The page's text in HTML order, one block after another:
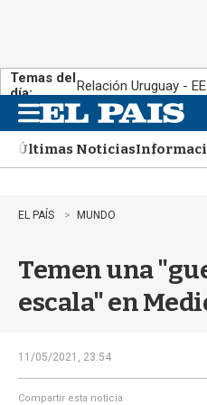
Temas del
día:
Relación Uruguay -
n
uÚltimas Noticias
EL PAÍS MUNDO
Temen una
escala" en
11/05/2021, 23:54
Compartir esta noticia